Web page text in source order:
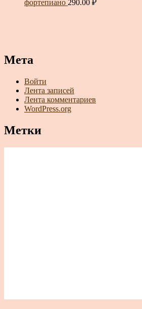
фортепиано 290.00 ₽
Мета
Войти
Лента записей
Лента комментариев
WordPress.org
Метки